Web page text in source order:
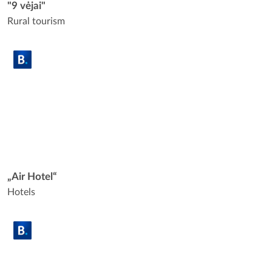
"9 vėjai"
Rural tourism
„Air Hotel“
Hotels